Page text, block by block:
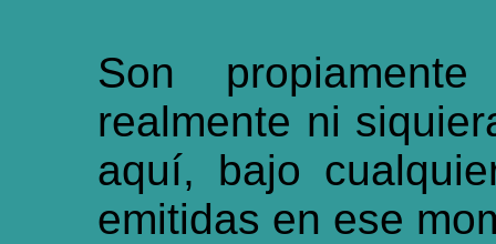
Son
realmente ni
aquí, bajo
emitidas en ese